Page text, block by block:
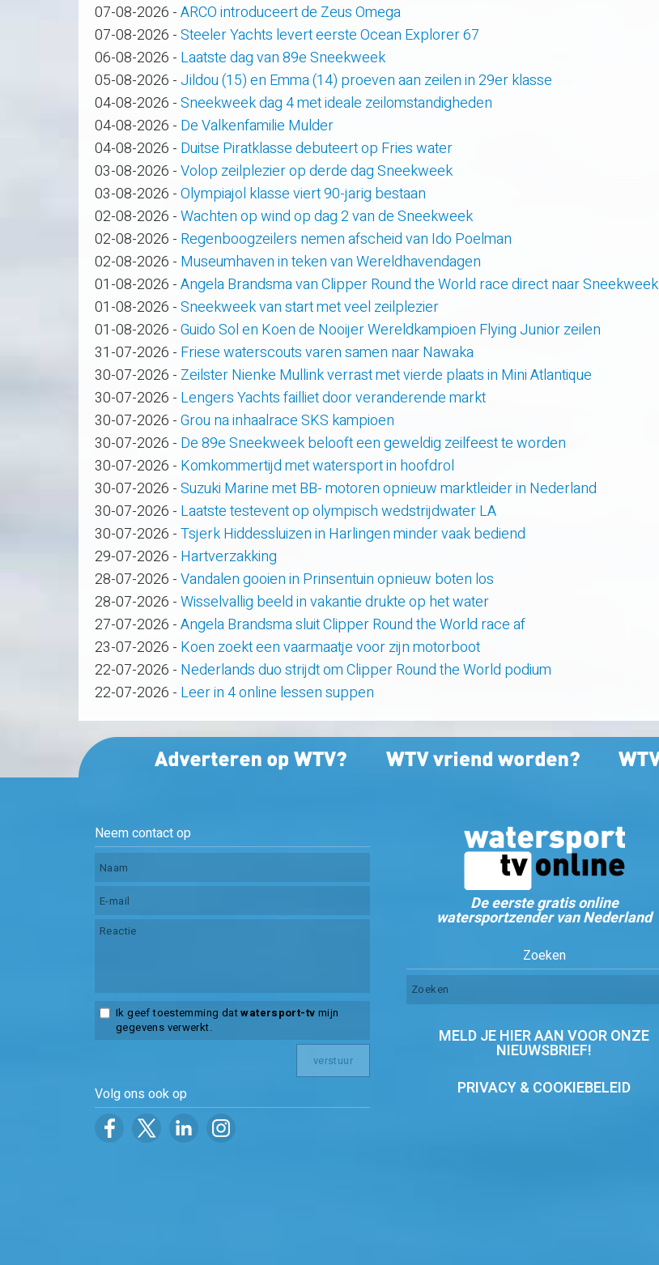
07-08-2026 -ARCO introduceert de Zeus Omega
07-08-2026 -Steeler Yachts levert eerste Ocean Explorer 67
06-08-2026 - Laatste dag van 89e Sneekweek
05-08-2026 -Jildou (15) en Emma (14) proeven aan zeilen in 29er klasse
04-08-2026 -Sneekweek dag 4 met ideale zeilomstandigheden
04-08-2026 - De Valkenfamilie Mulder
04-08-2026 - Duitse Piratklasse debuteert op Fries water
03-08-2026 -Volop zeilplezier op derde dag Sneekweek
03-08-2026 -Olympiajol klasse viert 90-jarig bestaan
02-08-2026 -Wachten op wind op dag 2 van de Sneekweek
02-08-2026 - Regenboogzeilers nemen afscheid van Ido Poelman
02-08-2026 - Museumhaven in teken van Wereldhavendagen
01-08-2026 -Angela Brandsma van Clipper Round the World race direct naar Sneekweek
01-08-2026 -Sneekweek van start met veel zeilplezier
01-08-2026 -Guido Sol en Koen de Nooijer Wereldkampioen Flying Junior zeilen
31-07-2026 - Friese waterscouts varen samen naar Nawaka
30-07-2026 - Zeilster Nienke Mullink verrast met vierde plaats in Mini Atlantique
30-07-2026 - Lengers Yachts failliet door veranderende markt
30-07-2026 -Grou na inhaalrace SKS kampioen
30-07-2026 - De 89e Sneekweek belooft een geweldig zeilfeest te worden
30-07-2026 - Komkommertijd met watersport in hoofdrol
30-07-2026 -Suzuki Marine met BB- motoren opnieuw marktleider in Nederland
30-07-2026 - Laatste testevent op olympisch wedstrijdwater LA
30-07-2026 -Tsjerk Hiddessluizen in Harlingen minder vaak bediend
29-07-2026 - Hartverzakking
28-07-2026 -Vandalen gooien in Prinsentuin opnieuw boten los
28-07-2026 -Wisselvallig beeld in vakantie drukte op het water
27-07-2026 -Angela Brandsma sluit Clipper Round the World race af
23-07-2026 - Koen zoekt een vaarmaatje voor zijn motorboot
22-07-2026 - Nederlands duo strijdt om Clipper Round the World podium
22-07-2026 - Leer in 4 online lessen suppen
Neem contact op
Ik geef toestemming datwatersport-tv mijn
gegevens verwerkt.
Volg ons ook op
De eerste gratis online
watersportzender van Nederland
Zoeken
MELD JE HIER AAN VOOR ONZE
NIEUWSBRIEF!
PRIVACY & COOKIEBELEID